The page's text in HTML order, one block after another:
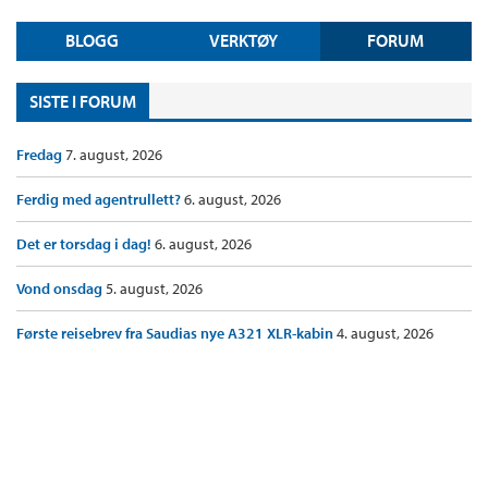
BLOGG VERKTØY FORUM
SISTE I FORUM
Fredag7. august, 2026
Ferdig med agentrullett?6. august, 2026
Det er torsdag i dag! 6. august, 2026
Vond onsdag5. august, 2026
Første reisebrev fra Saudias nye A321 XLR-kabin4. august, 2026